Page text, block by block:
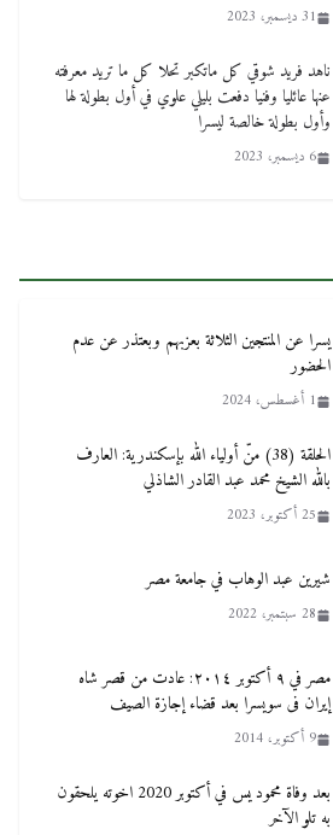
31 ديسمبر، 2023
ناهد فريد شوقي كل ماتكبر تحلا كل ما تريد معرفته
عنها عائليا وفنيا دفعت بليلي علوي في أول بطولة لها
وأول بطولة خالصة ليسرا
6 ديسمبر، 2023
يسرا عن المنتجين الثلاثة بعزبهم وبعتذر عن عدم
الحضور
1 أغسطس، 2024
الحلقة (38) منّ أولياء الله بإسكندرية: العارف
بالله الشيخ محمد عبد القادر الشاذلي
25 أكتوبر، 2023
شيرين عبد الوهاب في جامعة مصر
28 سبتمبر، 2022
مصر في ٩ أكتوبر ٢٠١٤: عادت من قصر شاه
إيران فى سويسرا بعد قضاء إجازة الصيف
9 أكتوبر، 2014
بعد وفاة محمود يس في أكتوبر 2020 اخوته يلحقون
به تلو الآخر